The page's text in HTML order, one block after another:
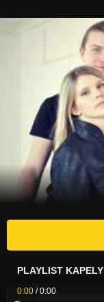
PLAYLIST KAPELY
0:00 /0:00